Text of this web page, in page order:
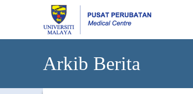
Arkib Berita